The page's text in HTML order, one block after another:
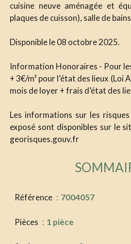
cuisine neuve aménagée et
plaques de cuisson), salle de
Disponible le 08 octobre 2025.
Information Honoraires - Pour
+ 3€/m² pour l’état des lieux (Loi
mois de loyer + frais d’état des
Les informations sur les
exposé sont disponibles sur le
georisques.gouv.fr
Référence 7004057
Pièces 1 pièce